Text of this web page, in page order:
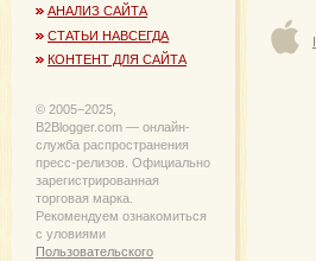
АНАЛИЗ САЙТА
СТАТЬИ НАВСЕГДА
КОНТЕНТ ДЛЯ САЙТА
© 2005−2025,
B2Blogger.com — онлайн-
служба распространения
пресс-релизов. Официально
зарегистрированная
торговая марка.
Рекомендуем ознакомиться
с уловиями
Пользовательского